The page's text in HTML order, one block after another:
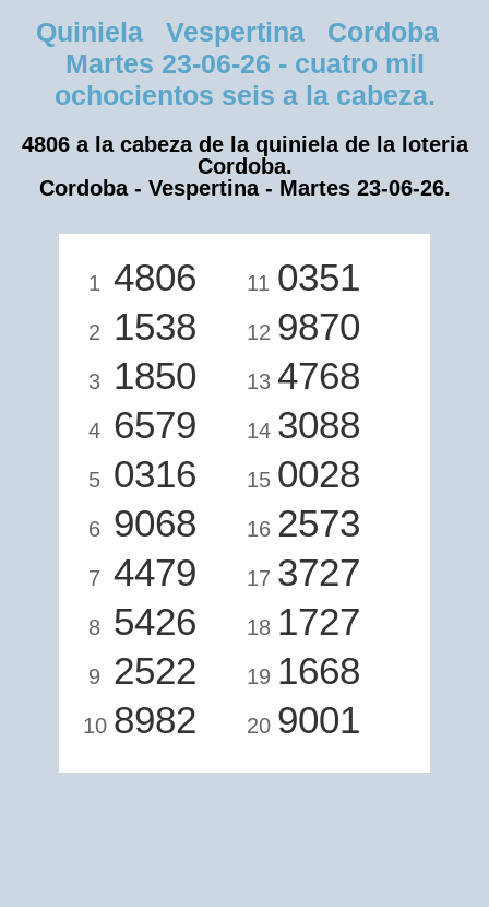
Quiniela Vespertina Cordoba
Martes 23-06-26 - cuatro mil
ochocientos seis a la cabeza.
4806 a la cabeza de la quiniela de la loteria
Cordoba.
Cordoba - Vespertina - Martes 23-06-26.
1 4806
2 1538
3 1850
4 6579
5 0316
6 9068
7 4479
8 5426
9 2522
10 8982
11 0351
12 9870
13 4768
14 3088
15 0028
16 2573
17 3727
18 1727
19 1668
20 9001